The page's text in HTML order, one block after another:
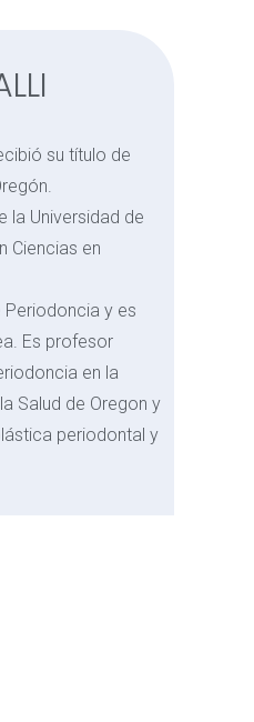
su título de
la Universidad de
Ciencias en
Periodoncia y es
Es profesor
en la
Salud de Oregon y
periodontal y